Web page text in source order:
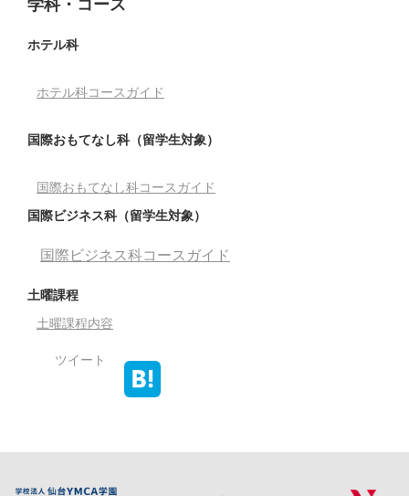
学科・コース
ホテル科
ホテル科コースガイド
国際おもてなし科（留学生対象）
国際おもてなし科コースガイド
国際ビジネス科（留学生対象）
国際ビジネス科コースガイド
土曜課程
土曜課程内容
ツイート